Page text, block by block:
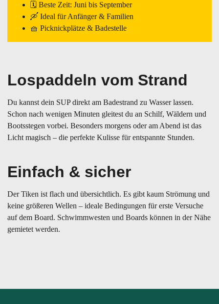
🗓️ Beste Zeit: Juni bis September
🛶 Ideal für Anfänger & Familien
🧺 Picknickplätze & Badestelle
Lospaddeln vom Strand
Du kannst dein SUP direkt am Badestrand zu Wasser lassen.
Schon nach wenigen Minuten gleitest du an Schilf, Wäldern und
Bootsstegen vorbei. Besonders morgens oder am Abend ist das
Licht magisch – die perfekte Kulisse für entspannte Stunden.
Einfach & sicher
Der Tiken ist flach und übersichtlich. Es gibt kaum Strömung und
keine größeren Wellen – ideale Bedingungen für erste Versuche
auf dem Board. Schwimmwesten und Boards können in der Nähe
gemietet werden.